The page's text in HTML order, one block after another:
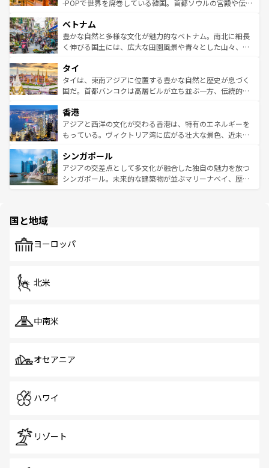
参照してほしい。
驚きをもたらしてくれる。また、奥深い台湾の食文化も魅
容にもいいと評判のスイーツなど、バラエティ豊かな料理
が味わえる。 なお、新着の台湾情報は コンテンツ一覧を参
照してほしい。
-POPで世界を席巻している韓国。首都ソウルの宮殿や伝統
き、地方に足を延ばせば四季折々の自然美を楽しむことが
できる。そして、キムチや焼肉、絶品のストリートフード
まで、さまざまな韓国料理が待っている。夜には、韓国な
リティに包まれながら、韓国の多彩な魅力を心ゆくまで味
わってみてほしい。 なお、新着の韓国情報はコンテンツ一
覧を参照してほしい。
ベトナム
豊かな自然と多様な文化が魅力的なベトナム。南北に細長
く伸びる国土には、広大な田園風景や青々とした山々、世
急速な発展と共に伝統が息づく。ハノイの古い町並みやホ
ーチミン市のフランス統治時代の建物も、独特の雰囲気を
醸し出している。また、バラエティの豊かさとおいしさで
とつ。フォーやバインミー、ベトナムコーヒーなどは、ぜ
ひ現地で味わいたい。どの地域を訪れてもあたたかい人々
が旅行者を迎えてくれるので、きっと忘れられない旅にな
参照してほしい。
タイ
タイは、東南アジアに位置する豊かな自然と歴史が息づく
国だ。首都バンコクは高層ビルが立ち並ぶ一方、伝統的な
の活気が交差している。北部ではチェンマイなどの山岳地
帯で自然と触れ合い、南部ではプーケットやクラビの美し
いビーチでリゾート気分を楽しむことができる。タイ料理
激する。気候は一年中温暖で、どの季節にも異なる楽しみ
が待っている。親しみやすいタイの人々、仏教を中心とし
た文化、そして多様な観光資源が、訪れる旅人を魅了し続
香港
アジアと西洋の文化が交わる香港は、特有のエネルギーを
もっている。ヴィクトリア湾に広がる壮大な景色、近未来
み、どこを訪れても感動するはず。観光スポットが密集し
ており、効率よく見どころを回れるのも魅力。息をのむよ
うな絶景から文化的な体験まで、香港を存分に楽しみ尽く
シンガポール
アジアの交差点として多文化が融合した独自の魅力を放つ
シンガポール。未来的な建築物が並ぶマリーナベイ、歴史
で、ホーカーズは地元の風情を楽しめる外せないスポット
国と地域
ヨーロッパ
北米
中南米
オセアニア
ハワイ
リゾート